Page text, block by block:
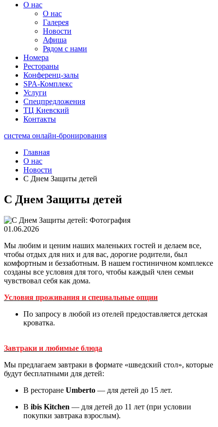
О нас
О нас
Галерея
Новости
Афиша
Рядом с нами
Номера
Рестораны
Конференц-залы
SPA-Комплекс
Услуги
Спецпредложения
ТЦ Киевский
Контакты
система онлайн-бронирования
Главная
О нас
Новости
С Днем Защиты детей
С Днем Защиты детей
01.06.2026
Мы любим и ценим наших маленьких гостей и делаем все,
чтобы отдых для них и для вас, дорогие родители, был
комфортным и беззаботным. В нашем гостиничном комплексе
созданы все условия для того, чтобы каждый член семьи
чувствовал себя как дома.
Условия проживания и специальные опции
По запросу в любой из отелей предоставляется детская
кроватка.
Завтраки и любимые блюда
Мы предлагаем завтраки в формате «шведский стол», которые
будут бесплатными для детей:
В ресторане Umberto — для детей до 15 лет.
В ibis Kitchen — для детей до 11 лет (при условии
покупки завтрака взрослым).